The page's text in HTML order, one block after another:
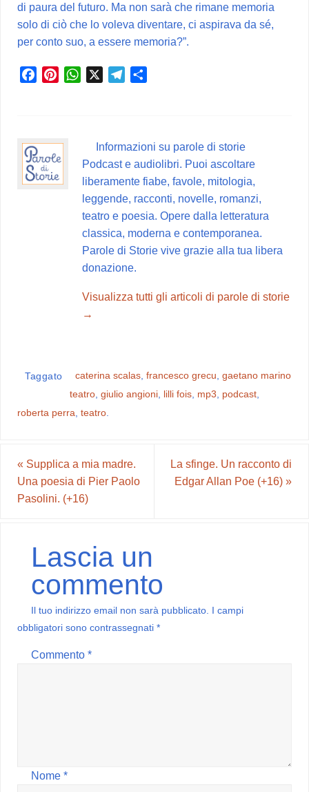
di paura del futuro. Ma non sarà che rimane memoria
solo di ciò che lo voleva diventare, ci aspirava da sé,
per conto suo, a essere memoria?”.
b
o
o
P
e
r
W
A
X
v
Informazioni su parole di storie
Podcast e audiolibri. Puoi ascoltare
liberamente fiabe, favole, mitologia,
leggende, racconti, novelle, romanzi,
teatro e poesia. Opere dalla letteratura
classica, moderna e contemporanea.
Parole di Storie vive grazie alla tua libera
donazione.
Visualizza tutti gli articoli di parole di storie
→
Taggato caterina scalas, francesco grecu, gaetano marino
teatro, giulio angioni, lilli fois, mp3, podcast,
roberta perra,teatro.
« Supplica a mia madre.
Una poesia di Pier Paolo
Pasolini. (+16)
La sfinge. Un racconto di
Edgar Allan Poe (+16) »
Lascia un
commento
Il tuo indirizzo email non sarà pubblicato.
I campi
obbligatori sono contrassegnati*
Commento*
Nome*